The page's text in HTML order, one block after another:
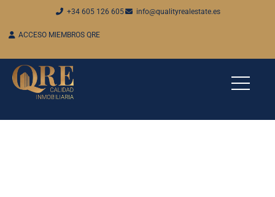
+34 605 126 605 info@qualityrealestate.es
ACCESO MIEMBROS QRE